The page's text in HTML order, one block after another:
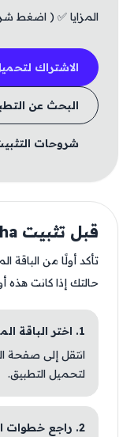
المزايا ✅ ( اضغط
الاشتراك
البحث عن
شروحات
قبل تثبيت Subha
تأكد أولًا من الباقة
حالتك إذا كانت هذه
1. اختر الباقة المناسبة
انتقل إلى صفحة
لتحميل التطبيق.
2. راجع خطوات التثبيت